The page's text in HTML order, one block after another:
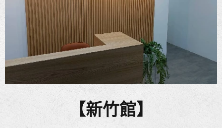
【新竹館】